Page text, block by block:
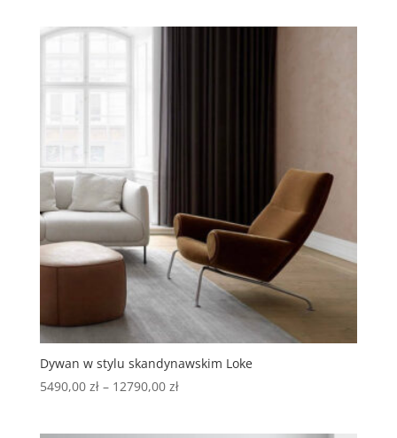
Dywan w stylu skandynawskim Loke
5490,00 zł– 12790,00 zł